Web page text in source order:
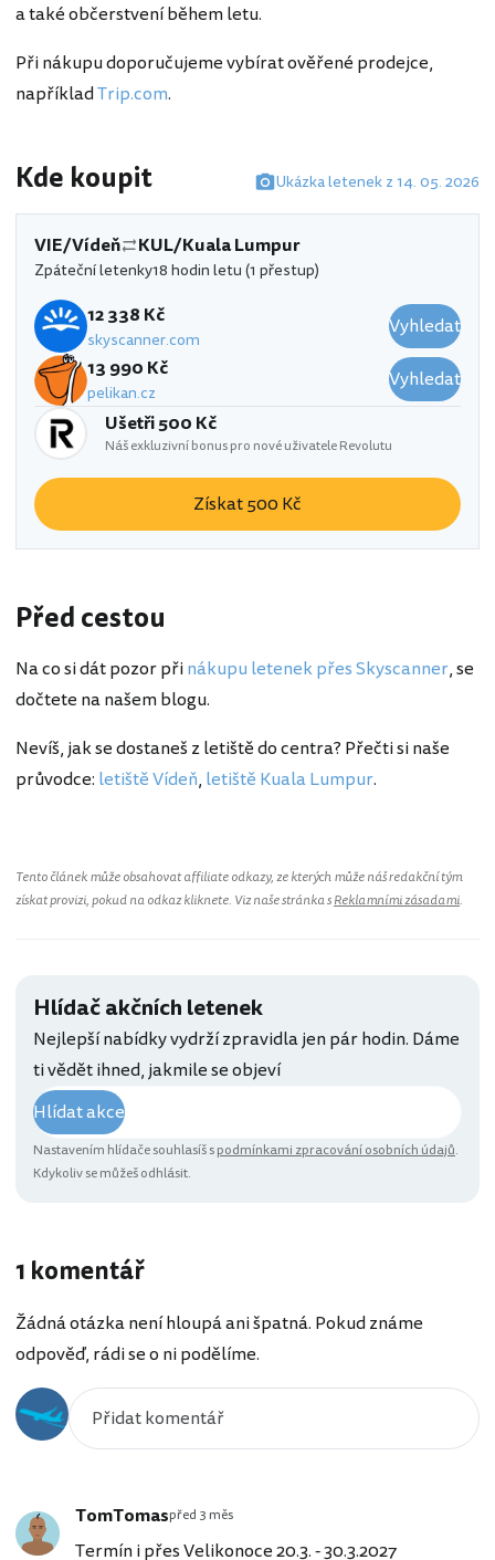
a také občerstvení během letu.
Při nákupu doporučujeme vybírat ověřené prodejce,
napříkladTrip.com.
Kde koupit Ukázka letenek z 14. 05. 2026
VIE/Vídeň KUL/Kuala Lumpur
Zpáteční letenky18 hodin letu (1 přestup)
12 338 Kč
skyscanner.com
Vyhledat
13 990 Kč
pelikan.cz
Vyhledat
Ušetři 500 Kč
Náš exkluzivní bonus pro nové uživatele Revolutu
Získat 500 Kč
Před cestou
Na co si dát pozor přinákupu letenek přes Skyscanner, se
dočtete na našem blogu.
Nevíš, jak se dostaneš z letiště do centra? Přečti si naše
průvodce: letiště Vídeň, letiště Kuala Lumpur.
Tento článek může obsahovat affiliate odkazy, ze kterých může náš redakční tým
získat provizi, pokud na odkaz kliknete. Viz naše stránka sReklamními zásadami.
Hlídač akčních letenek
Nejlepší nabídky vydrží zpravidla jen pár hodin. Dáme
ti vědět ihned, jakmile se objeví
Hlídat akce
Nastavením hlídače souhlasíš spodmínkami zpracování osobních údajů.
Kdykoliv se můžeš odhlásit.
1 komentář
Žádná otázka není hloupá ani špatná. Pokud známe
odpověď, rádi se o ni podělíme.
TomTomaspřed 3 měs
Termín i přes Velikonoce 20.3. - 30.3.2027